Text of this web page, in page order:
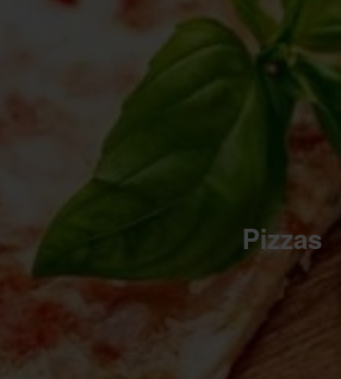
Pizzas